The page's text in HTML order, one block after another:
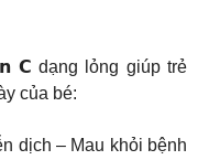
𝗖 dạng lỏng giúp trẻ
của bé:
dịch – Mau khỏi bệnh